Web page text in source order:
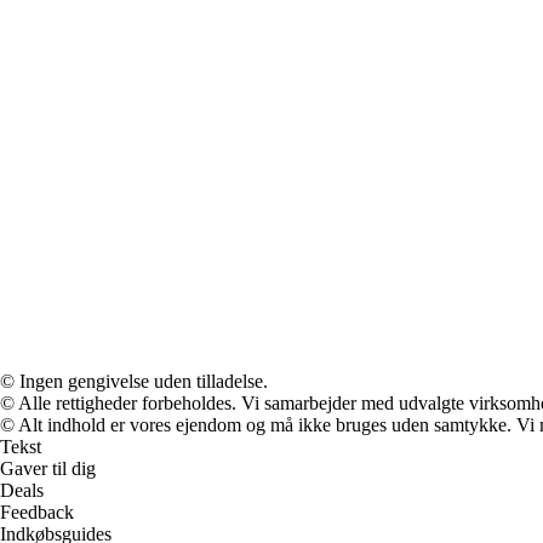
© Ingen gengivelse uden tilladelse.
© Alle rettigheder forbeholdes. Vi samarbejder med udvalgte
© Alt indhold er vores ejendom og må ikke bruges uden samtykke.
Tekst
Gaver til dig
Deals
Feedback
Indkøbsguides